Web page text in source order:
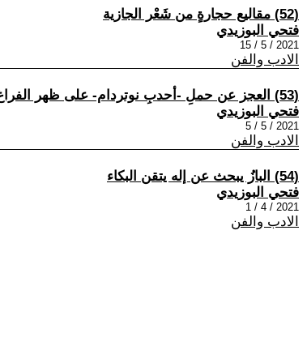
(52) مقاليع حجارةٍ من شَعْر الجازية
فتحي البوزيدي
2021 / 5 / 15
الادب والفن
(53) العجز عن حملِ -أحدبِ نوتردام- على ظهر الفراغ
فتحي البوزيدي
2021 / 5 / 5
الادب والفن
(54) البازُ يبحث عن إله يتقن البكاء
فتحي البوزيدي
2021 / 4 / 1
الادب والفن